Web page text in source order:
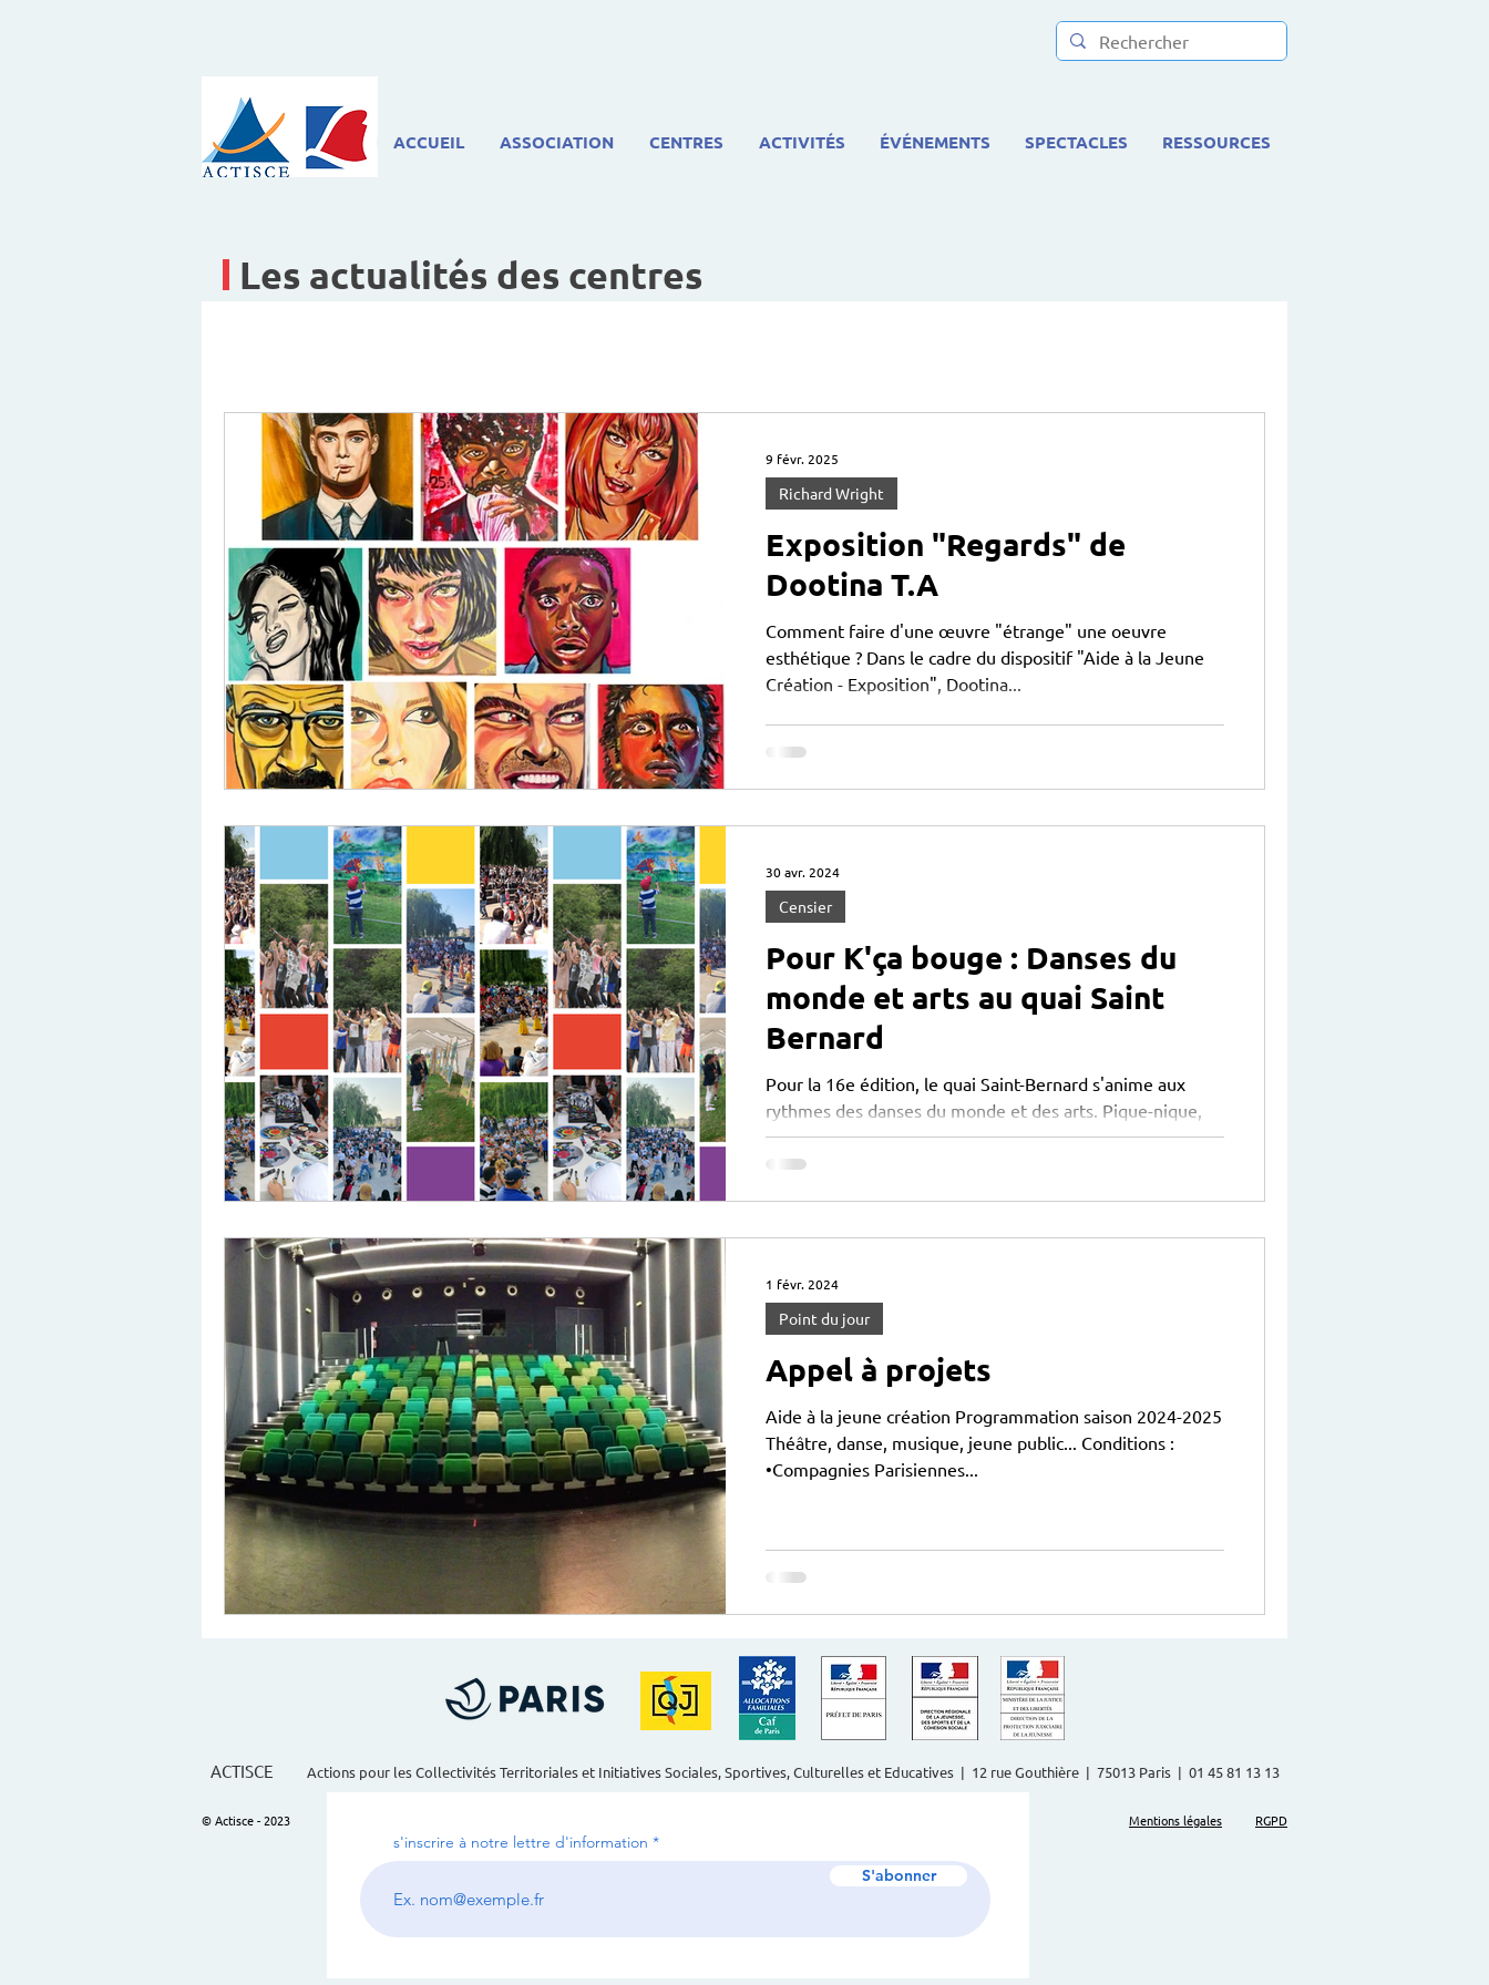
ACCUEIL ASSOCIATION CENTRES ACTIVITÉS ÉVÉNEMENTS SPECTACLES RESSOURCES
Les actualités des centres
Exposition "Regards" de
Dootina T.A
Comment faire d'une œuvre "étrange" une oeuvre
esthétique ? Dans le cadre du dispositif "Aide à la Jeune
Création - Exposition", Dootina...
Richard Wright
9 févr. 2025
Pour K'ça bouge : Danses du
monde et arts au quai Saint
Bernard
Pour la 16e édition, le quai Saint-Bernard s'anime aux
rythmes des danses du monde et des arts. Pique-nique,
danses, workshops,...
Censier
30 avr. 2024
Appel à projets
Aide à la jeune création Programmation saison 2024-2025
Théâtre, danse, musique, jeune public... Conditions :
•Compagnies Parisiennes...
Point du jour
1 févr. 2024
ACTISCE Actions pour les Collectivités Territoriales et Initiatives Sociales, Sportives, Culturelles et Educatives | 12 rue Gouthière | 75013 Paris | 01 45 81 13 13
© Actisce - 2023 Mentions légales RGPD
s'inscrire à notre lettre d'information
S'abonner